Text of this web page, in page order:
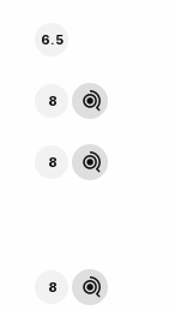
6.5
8
8
8